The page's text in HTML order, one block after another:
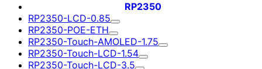
RP2350
RP2350-LCD-0.85
RP2350-POE-ETH
RP2350-Touch-AMOLED-1.75
RP2350-Touch-LCD-1.54
RP2350-Touch-LCD-3.5